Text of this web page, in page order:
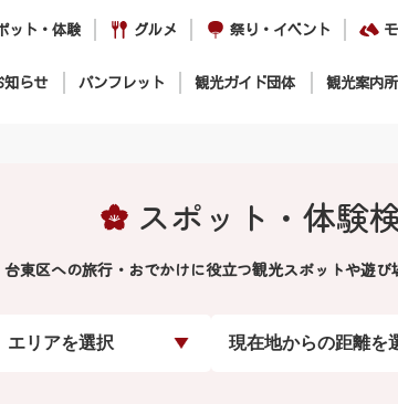
ット・体験 グルメ 祭り・イベント
知らせ パンフレット 観光ガイド団体 観光案内所
スポット・体験
台東区への旅行・おでかけに役立つ観光スポットや遊び
エリアを選択 現在地からの距離を